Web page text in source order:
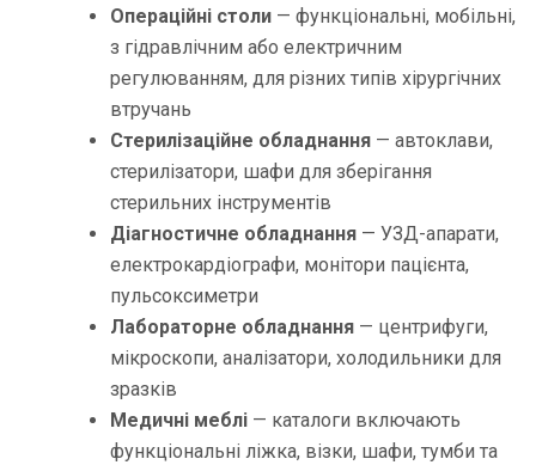
Операційні столи — функціональні, мобільні,
з гідравлічним або електричним
регулюванням, для різних типів хірургічних
втручань
Стерилізаційне обладнання — автоклави,
стерилізатори, шафи для зберігання
стерильних інструментів
Діагностичне обладнання — УЗД-апарати,
електрокардіографи, монітори пацієнта,
пульсоксиметри
Лабораторне обладнання — центрифуги,
мікроскопи, аналізатори, холодильники для
зразків
Медичні меблі — каталоги включають
функціональні ліжка, візки, шафи, тумби та